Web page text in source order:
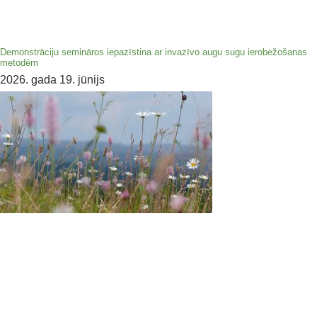
Demonstrāciju semināros iepazīstina ar invazīvo augu sugu ierobežošanas
metodēm
2026. gada 19. jūnijs